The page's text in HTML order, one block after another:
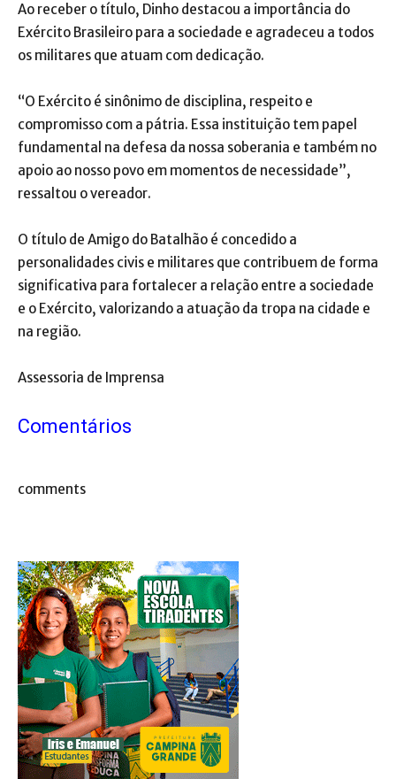
Ao receber o título, Dinho destacou a importância do
Exército Brasileiro para a sociedade e agradeceu a todos
os militares que atuam com dedicação.
“O Exército é sinônimo de disciplina, respeito e
compromisso com a pátria. Essa instituição tem papel
fundamental na defesa da nossa soberania e também no
apoio ao nosso povo em momentos de necessidade”,
ressaltou o vereador.
O título de Amigo do Batalhão é concedido a
personalidades civis e militares que contribuem de forma
significativa para fortalecer a relação entre a sociedade
e o Exército, valorizando a atuação da tropa na cidade e
na região.
Assessoria de Imprensa
Comentários
comments